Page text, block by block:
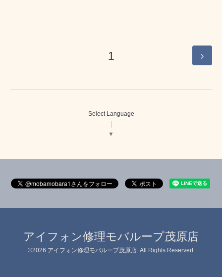
1
Select Language
▼
アイフォン修理モバループ茂原店
©2026 アイフォン修理モバループ茂原店. All Rights Reserved.